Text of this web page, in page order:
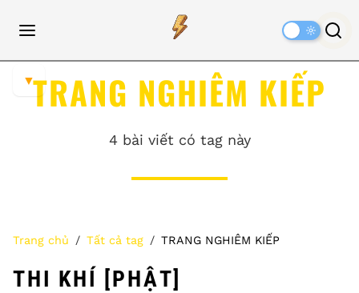
Mode
TRANG NGHIÊM KIẾP
4 bài viết có tag này
Trang chủ Tất cả tag TRANG NGHIÊM KIẾP
THI KHÍ [PHẬT]
▼